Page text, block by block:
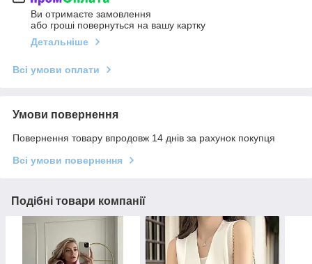
Ви отримаєте замовлення
або гроші повернуться на вашу картку
Детальніше
Всі умови оплати
Умови повернення
Повернення товару впродовж 14 днів за рахунок покупця
Всі умови повернення
Подібні товари компанії